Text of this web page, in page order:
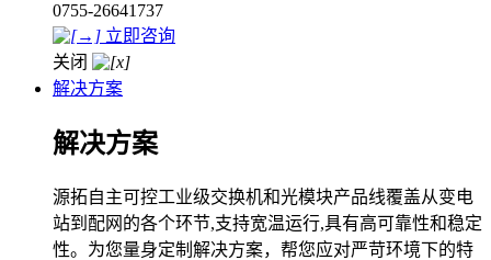
0755-26641737
立即咨询
关闭
解决方案
解决方案
源拓自主可控工业级交换机和光模块产品线覆盖从变电
站到配网的各个环节,支持宽温运行,具有高可靠性和稳定
性。为您量身定制解决方案，帮您应对严苛环境下的特